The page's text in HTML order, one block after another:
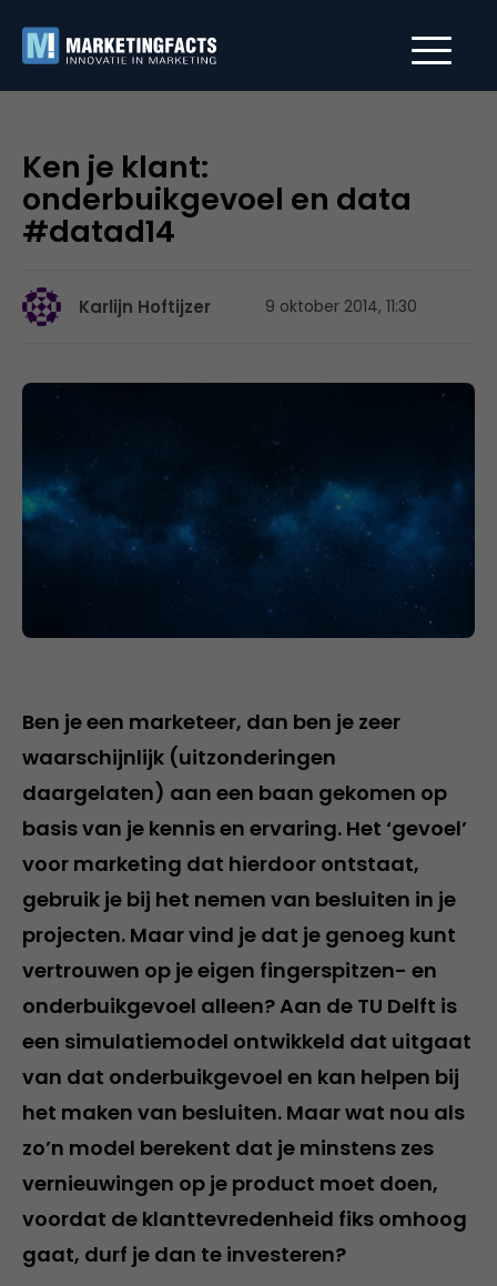
Ken je klant:
onderbuikgevoel en data
#datad14
Karlijn Hoftijzer 9 oktober 2014, 11:30
Ben je een marketeer, dan ben je zeer
waarschijnlijk (uitzonderingen
daargelaten) aan een baan gekomen op
basis van je kennis en ervaring. Het ‘gevoel’
voor marketing dat hierdoor ontstaat,
gebruik je bij het nemen van besluiten in je
projecten. Maar vind je dat je genoeg kunt
vertrouwen op je eigen fingerspitzen- en
onderbuikgevoel alleen? Aan de TU Delft is
een simulatiemodel ontwikkeld dat uitgaat
van dat onderbuikgevoel en kan helpen bij
het maken van besluiten. Maar wat nou als
zo’n model berekent dat je minstens zes
vernieuwingen op je product moet doen,
voordat de klanttevredenheid fiks omhoog
gaat, durf je dan te investeren?